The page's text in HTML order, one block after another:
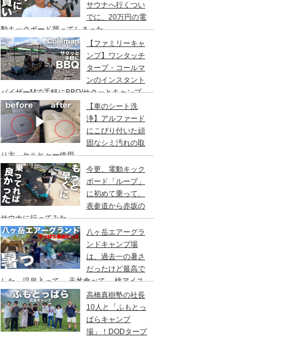
サウナへ行くつい
でに、20万円の電
動キックボード買ってしまった。
YADEA（ヤデア）
【ファミリーキャ
ンプ】ワンタッチ
タープ・コールマ
ンのインスタント
バイザーMで手軽にBBQ/サクッとキャンプ
レイアウト/ 都心から車で1時間/ 河原のキャ
ンプ場/秋川橋河川公園 バーベキューランド
【車のシート洗
浄】アルファード
にこびり付いた頑
固なシミ汚れの取
り方。ケルヒャー使用。
今更、電動キック
ボード「ループ」
に初めて乗って、
表参道から赤坂の
サウナに行ってみた。
八ヶ岳エアーグラ
ンドキャンプ場
は、過去一の暑さ
だったけど最高で
した。温泉入って→ 天丼食べて→ 桃アイス
食べて。ファミリーキャンプにもキャンプデ
ートにもお勧めです。DOD＆ムラコでグル
ープキャンプ
高橋真樹塾の社長
10人と「ふもとっ
ぱらキャンプ
場」！DODタープ